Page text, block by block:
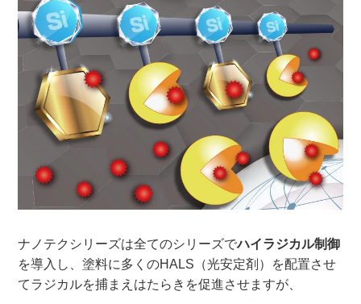
ナノテクシリーズは全てのシリーズでハイラジカル制御
を導入し、塗料に多くのHALS（光安定剤）を配置させ
てラジカルを捕まえはたらきを促進させますが、